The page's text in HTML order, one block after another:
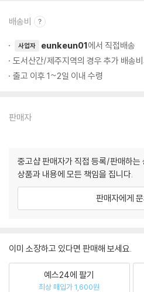
배송비
사업자 eunkeun01에서 직접배송
도서산간/제주지역의 경우 추가 배송
출고 이후 1~2일 이내 수령
판매자
중고샵 판매자가 직접 등록/판매하는
상품과 내용에 모든 책임을 집니다.
판매자에게
이미 소장하고 있다면 판매해 보세요.
예스24에 팔기
최상 매입가 1,600원